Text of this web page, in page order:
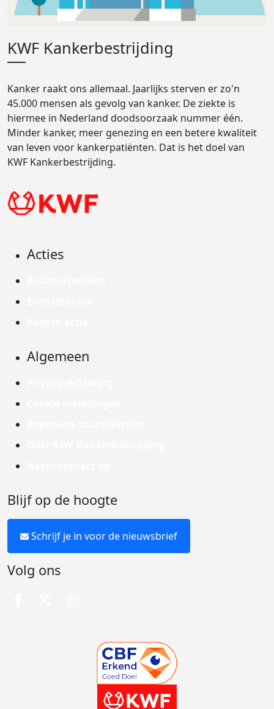
KWF Kankerbestrijding
Kanker raakt ons allemaal. Jaarlijks sterven er zo'n
45.000 mensen als gevolg van kanker. De ziekte is
hiermee in Nederland doodsoorzaak nummer één.
Minder kanker, meer genezing en een betere kwaliteit
van leven voor kankerpatiënten. Dat is het doel van
KWF Kankerbestrijding.
Acties
Algemeen
Blijf op de hoogte
Schrijf je in voor de nieuwsbrief
Volg ons